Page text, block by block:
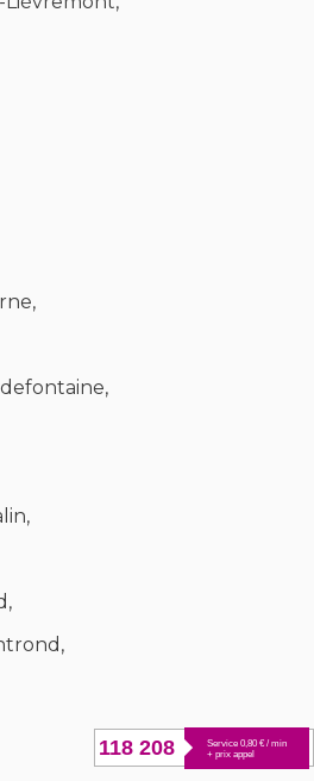
118 208
Service 0,80 € / min
+ prix appel